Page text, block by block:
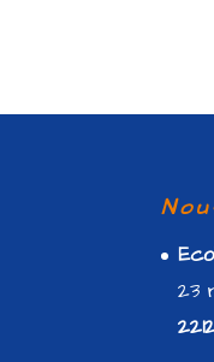
23